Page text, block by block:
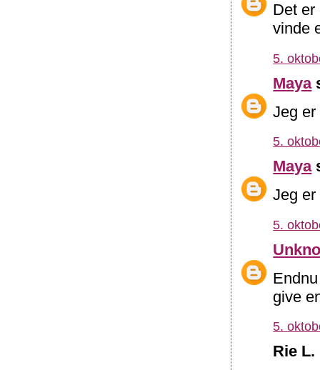
Det er
vinde
5.
Maya
Jeg
5.
Maya
Jeg
5.
give
5.
Rie L.